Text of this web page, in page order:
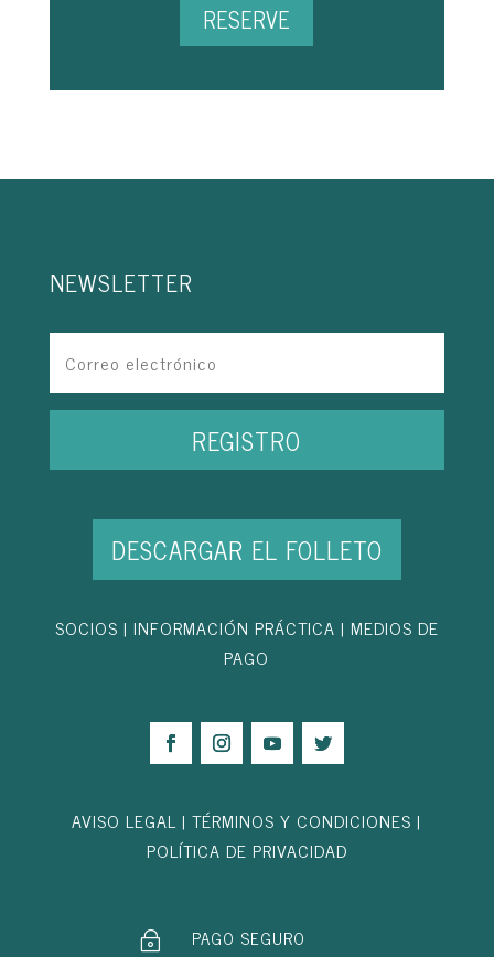
RESERVE
NEWSLETTER
REGISTRO
DESCARGAR EL FOLLETO
SOCIOS | INFORMACIÓN PRÁCTICA | MEDIOS DE
PAGO
AVISO LEGAL|TÉRMINOS Y CONDICIONES |
POLÍTICA DE PRIVACIDAD
~ PAGO SEGURO